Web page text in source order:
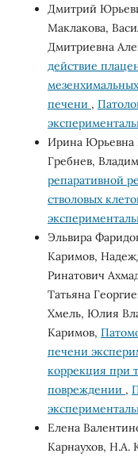
Дмитрий
Маклакова,
Дмитриевна
действие
печени ,
Ирина Юрьевна
Гребнев,
репаративной
стволовых
Эльвира
Каримов,
Ринатович
Татьяна
Хмель, Юлия
Каримов,
печени
коррекция при
повреждении ,
Елена
Каpнауxов, Н.А.